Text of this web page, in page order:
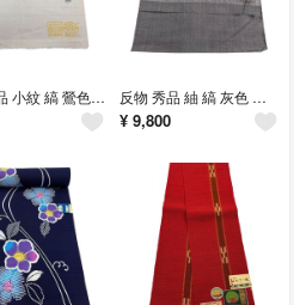
反物 秀品 小紋 縞 鶯色 正絹 【中古】 反物 秀品 紬 縞 灰色 正絹 【中古】
¥ 9,800